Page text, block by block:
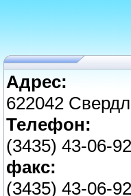
Адрес:
622042
Телефон:
(3435) 43-06-
факс:
(3435) 43-06-